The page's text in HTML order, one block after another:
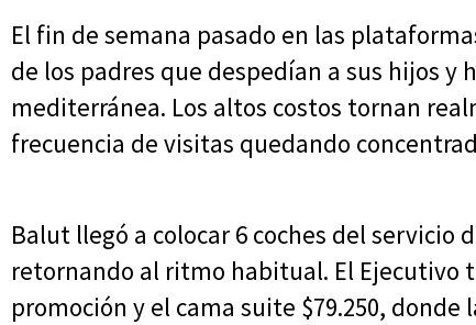
El fin de semana pasado en las
de los padres que despedían a sus hijos y
mediterránea. Los altos costos tornan
frecuencia de visitas quedando
Balut llegó a colocar 6 coches del servicio
retornando al ritmo habitual. El Ejecutivo
promoción y el cama suite $79.250,